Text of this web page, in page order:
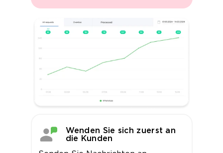
Wenden Sie sich zuerst an
die Kunden